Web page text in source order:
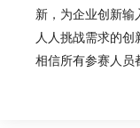
新，为企业创新输
人人挑战需求的创
相信所有参赛人员